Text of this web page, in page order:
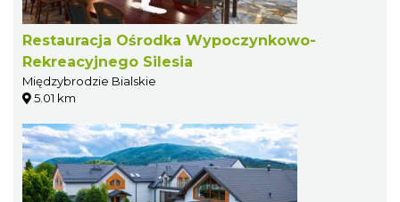
Restauracja Ośrodka Wypoczynkowo-
Rekreacyjnego Silesia
Międzybrodzie Bialskie
5.01 km